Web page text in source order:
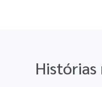
Histórias